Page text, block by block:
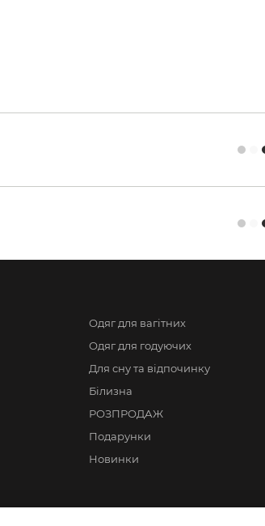
Одяг для вагітних
Одяг для годуючих
Для сну та відпочинку
Білизна
РОЗПРОДАЖ
Подарунки
Новинки